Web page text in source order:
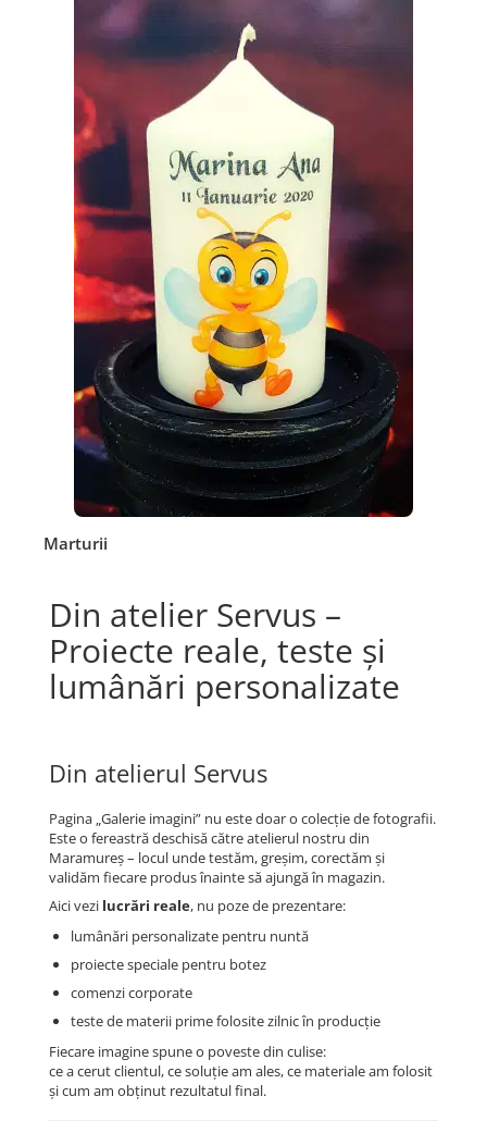
Marturii
Din atelier Servus –
Proiecte reale, teste și
lumânări personalizate
Din atelierul Servus
Pagina „Galerie imagini” nu este doar o colecție de fotografii.
Este o fereastră deschisă către atelierul nostru din
Maramureș – locul unde testăm, greșim, corectăm și
validăm fiecare produs înainte să ajungă în magazin.
Aici vezi lucrări reale, nu poze de prezentare:
lumânări personalizate pentru nuntă
proiecte speciale pentru botez
comenzi corporate
teste de materii prime folosite zilnic în producție
Fiecare imagine spune o poveste din culise:
ce a cerut clientul, ce soluție am ales, ce materiale am folosit
și cum am obținut rezultatul final.